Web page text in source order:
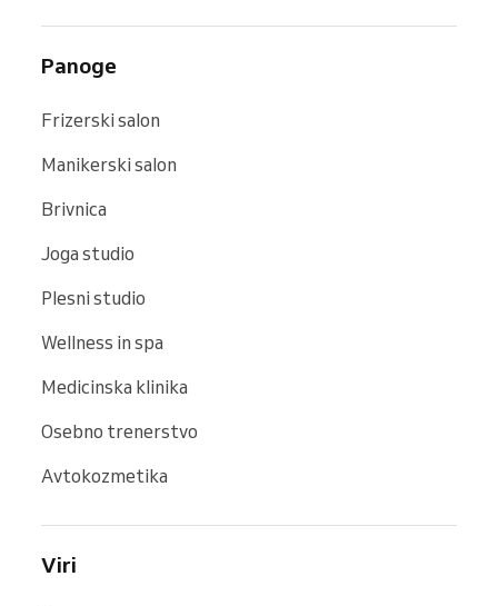
Panoge
Frizerski salon
Manikerski salon
Brivnica
Joga studio
Plesni studio
Wellness in spa
Medicinska klinika
Osebno trenerstvo
Avtokozmetika
Viri